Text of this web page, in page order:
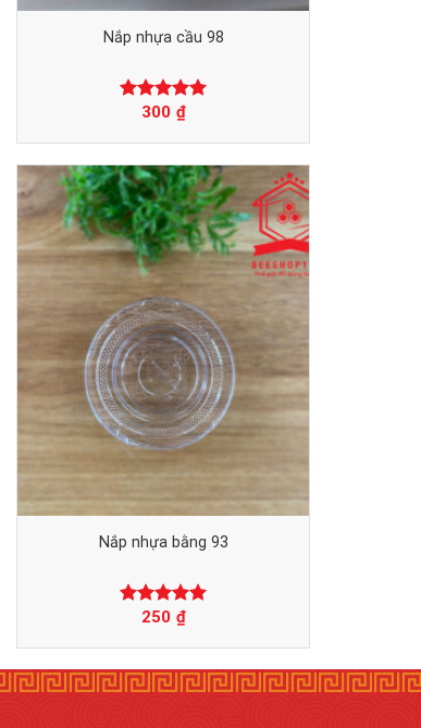
Nắp nhựa cầu 98
Được xếp
sao
300 ₫
Nắp nhựa bằng 93
Được xếp
sao
250 ₫